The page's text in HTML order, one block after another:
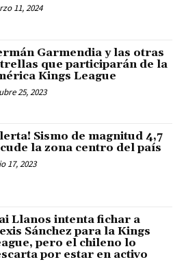
11, 2024
Garmendia y las otras
que participarán de la
Kings League
25, 2023
Sismo de magnitud 4,7
la zona centro del país
17, 2023
Llanos intenta fichar a
Sánchez para la Kings
pero el chileno lo
por estar en activo